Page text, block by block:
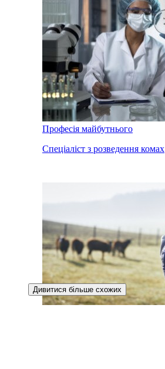
Професія майбутнього
Спеціаліст з розведення комах
Дивитися більше схожих